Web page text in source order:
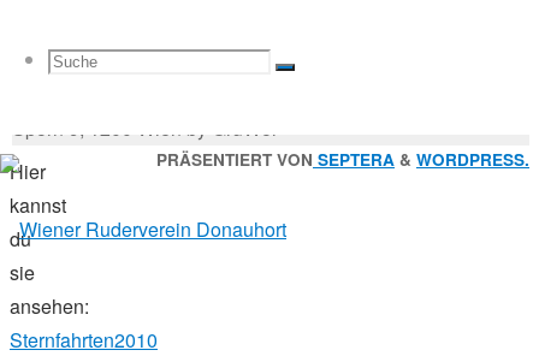
Suche
Suchen
nach:
Suche
Zum
Dürnstein
Hier
kannst
du
sie
ansehen:
Sternfahrten2010
nach:
Sporn 9, 1200 Wien by GruWol
PRÄSENTIERT VON SEPTERA & WORDPRESS.
Zurück
nach
oben